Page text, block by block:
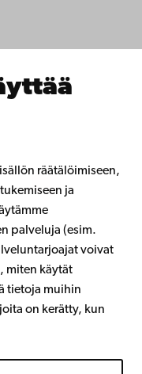
räätälöimiseen,
ja
palveluja (esim.
voivat
miten käytät
tietoja muihin
on kerätty, kun
Snapchat